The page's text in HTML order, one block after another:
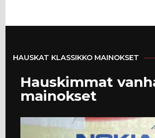
HAUSKAT KLASSIKKO MAINOKSET
Hauskimmat
mainokset